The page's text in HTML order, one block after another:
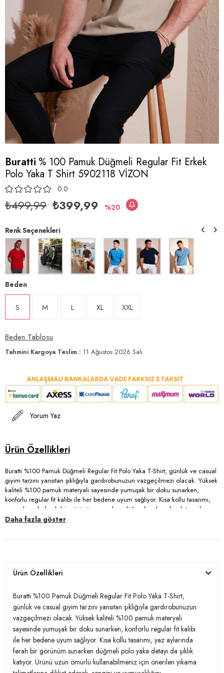
Buratti % 100 Pamuk Düğmeli Regular Fit Erkek
Polo Yaka T Shirt 5902118 VİZON
0.0
₺499,99 ₺399,99 20
Renk Seçenekleri
Beden
S M L XL XXL
Beden Tablosu
Tahmini Kargoya Teslim : 11 Ağustos 2026 Salı
Yorum Yaz
Buratti %100 Pamuk Düğmeli Regular Fit Polo Yaka T-Shirt, günlük ve casual
giyim tarzını yansıtan şıklığıyla gardırobunuzun vazgeçilmezi olacak. Yüksek
kaliteli %100 pamuk materyali sayesinde yumuşak bir doku sunarken,
konforlu regular fit kalıbı ile her bedene uyum sağlıyor. Kısa kollu tasarımı,
yaz aylarında ferah bir görünüm sunarken düğmeli polo yaka detayı da
şıklık katıyor. Ürünü uzun ömürlü kullanabilmeniz için önerilen yıkama
ve şık bir görünüm arayanlar için ideal bir tercih olan bu t-shirt, hem günlük
Model: Polo
Giyim Tarzı:Günlük/Casual
Materyal:
% 100 Pamuk
Yaka Tipi:Düğmeli Polo Yaka
Kol Tipi:Kısa Kol
Kumaş Tipi:Belirtilmemiş
Daha fazla göster
Ürün Özellikleri
Buratti %100 Pamuk Düğmeli Regular Fit Polo Yaka T-Shirt,
günlük ve casual giyim tarzını yansıtan şıklığıyla gardırobunuzun
vazgeçilmezi olacak. Yüksek kaliteli %100 pamuk materyali
sayesinde yumuşak bir doku sunarken, konforlu regular fit kalıbı
ile her bedene uyum sağlıyor. Kısa kollu tasarımı, yaz aylarında
ferah bir görünüm sunarken düğmeli polo yaka detayı da şıklık
katıyor. Ürünü uzun ömürlü kullanabilmeniz için önerilen yıkama